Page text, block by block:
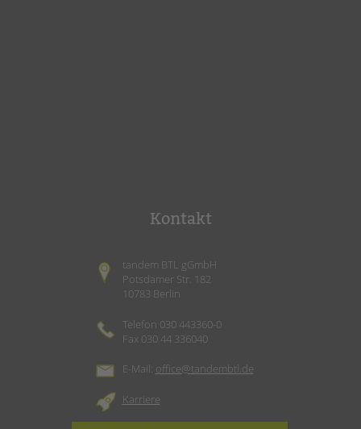
Kontakt
tandem BTL gGmbH
Potsdamer Str. 182
10783 Berlin
Telefon 030 443360-0
Fax 030 44 336040
E-Mail: office@tandembtl.de
Karriere